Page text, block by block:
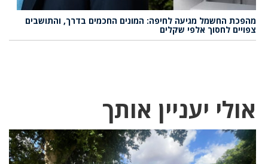
מהפכת החשמל מגיעה לחיפה: המונים החכמים בדרך, והתושבים
צפויים לחסוך אלפי שקלים
אולי יעניין אותך